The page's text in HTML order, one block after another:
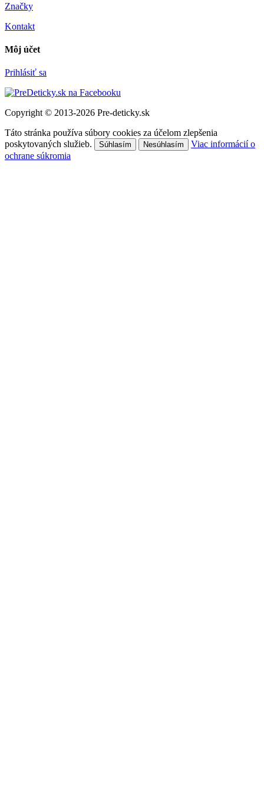
Značky
Kontakt
Môj účet
Prihlásiť sa
Copyright © 2013-2026 Pre-deticky.sk
Táto stránka používa súbory cookies za účelom zlepšenia
poskytovaných služieb.
Súhlasím Nesúhlasím
Viac informácií o
ochrane súkromia